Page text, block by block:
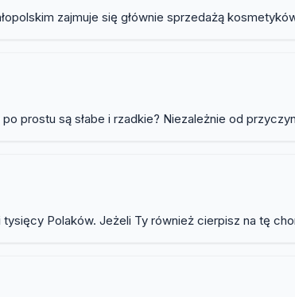
zajmuje się głównie sprzedażą
prostu są słabe i rzadkie? Niezależnie od
Polaków. Jeżeli Ty również cierpisz na tę